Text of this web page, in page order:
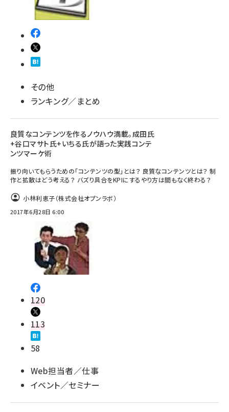
その他
ランキング／まとめ
良質なコンテンツを作るノウハウ満載。成田氏
+谷口マサト氏+いちる氏が語った実践コンテ
ンツマーケ術
振り向いてもらうための「コンテンツの型」とは？ 良質なコンテンツとは？ 制
作と拡散はどう考える？ バズり具合をKPIにするやり方は間もなく終わる？
小林利恵子（株式会社オプンラボ）
2017年6月28日 6:00
120
113
58
Web担当者／仕事
イベント／セミナー